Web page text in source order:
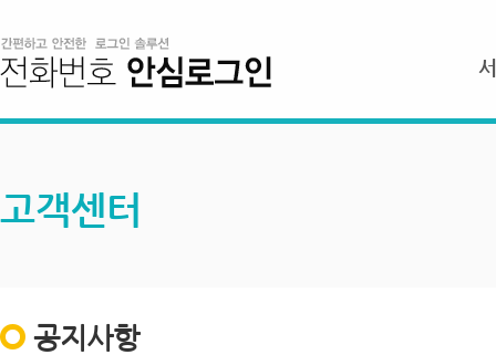
고객센터
공지사항